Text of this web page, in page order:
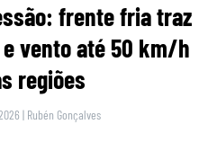
frente fria traz
vento até 50 km/h
regiões
| Rubén Gonçalves